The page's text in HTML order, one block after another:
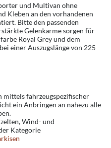
und Multivan ohne
Kleben an den vorhandenen
Bitte den passenden
Gelenkarme sorgen für
Royal Grey und dem
einer Auszugslänge von 225
mittels fahrzeugspezifischer
ein Anbringen an nahezu alle
Wind- und
Kategorie